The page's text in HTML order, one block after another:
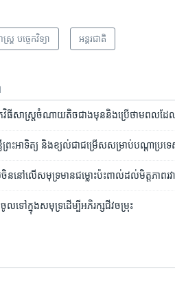
ត្រ បច្ចេកវិទ្យា អន្តរជាតិ
រក​វិធីសាស្ត្រ​ចំណាយ​តិច​ជាង​មុន​និង​​ប្រើ​ថាមពល​ដ
រះអាទិត្យ និង​ខ្យល់​ជា​ជម្រើស​សម្រាប់​បណ្ដា​ប្រ
ន​នៅ​លើ​សមុទ្រ​មាន​ជម្លោះ​ប៉ះពាល់​ដល់​មិត្តភាព​
ចូល​ទៅ​ក្នុង​សមុទ្រ​ដើម្បី​អភិរក្ស​ជីវចម្រុះ